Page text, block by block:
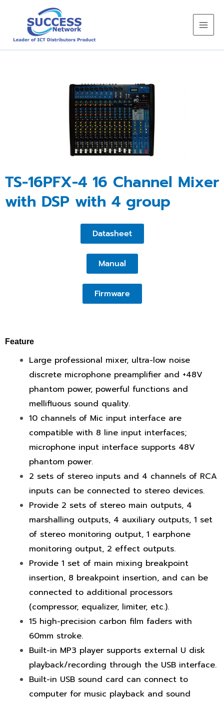
content
TS-16PFX-4 16 Channel Mixer
with DSP with 4 group
Datasheet
Manual
Firmware
Feature
Large professional mixer, ultra-low noise
discrete microphone preamplifier and +48V
phantom power, powerful functions and
mellifluous sound quality.
10 channels of Mic input interface are
compatible with 8 line input interfaces;
microphone input interface supports 48V
phantom power.
2 sets of stereo inputs and 4 channels of RCA
inputs can be connected to stereo devices.
Provide 2 sets of stereo main outputs, 4
marshalling outputs, 4 auxiliary outputs, 1 set
of stereo monitoring output, 1 earphone
monitoring output, 2 effect outputs.
Provide 1 set of main mixing breakpoint
insertion, 8 breakpoint insertion, and can be
connected to additional processors
(compressor, equalizer, limiter, etc.).
15 high-precision carbon film faders with
60mm stroke.
Built-in MP3 player supports external U disk
playback/recording through the USB interface.
Built-in USB sound card can connect to
computer for music playback and sound